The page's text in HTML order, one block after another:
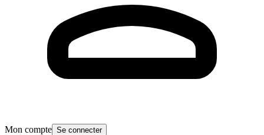
Mon compte Se connecter